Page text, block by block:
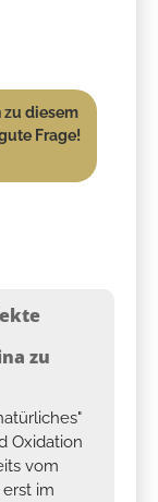
zu diesem
Frage!
zu
Oxidation
vom
im